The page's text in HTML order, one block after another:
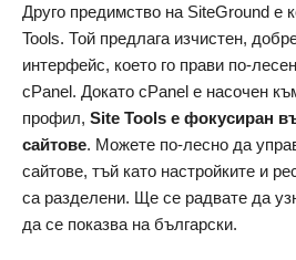
Друго предимство на SiteGround е
Tools. Той предлага изчистен,
интерфейс, което го прави по-
cPanel. Докато cPanel е насочен
профил, Site Tools е фокусиран
сайтове. Можете по-лесно да
сайтове, тъй като настройките и
са разделени. Ще се радвате да
да се показва на български.